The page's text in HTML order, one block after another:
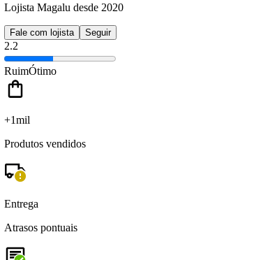
Lojista Magalu desde 2020
Fale com lojista Seguir
2.2
RuimÓtimo
+1mil
Produtos vendidos
Entrega
Atrasos pontuais